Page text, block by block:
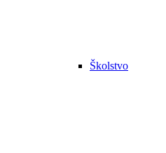
Školstvo